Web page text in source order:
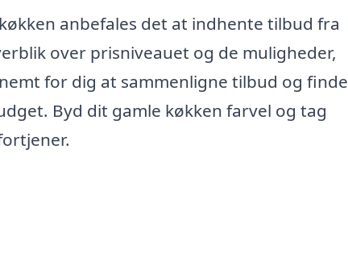
anbefales det at indhente tilbud fra
over prisniveauet og de muligheder,
for dig at sammenligne tilbud og finde
Byd dit gamle køkken farvel og tag